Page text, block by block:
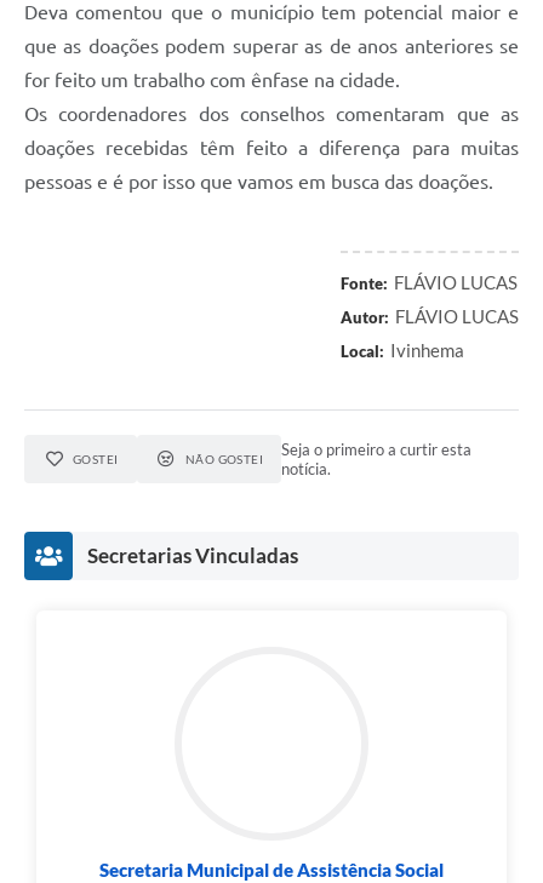
Deva comentou que o município tem potencial maior e
que as doações podem superar as de anos anteriores se
for feito um trabalho com ênfase na cidade.
Os coordenadores dos conselhos comentaram que as
doações recebidas têm feito a diferença para muitas
pessoas e é por isso que vamos em busca das doações.
Fonte: FLÁVIO LUCAS
Autor: FLÁVIO LUCAS
Local: Ivinhema
GOSTEI NÃO GOSTEI
Seja o primeiro a curtir esta
notícia.
Secretarias Vinculadas
Secretaria Municipal de Assistência Social